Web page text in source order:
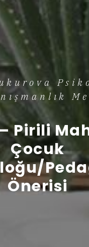
Pirili
Çocuk
Önerisi